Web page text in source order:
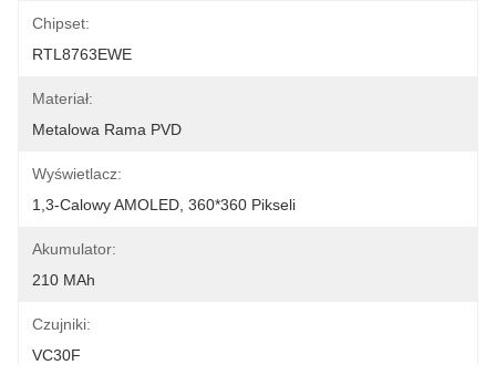
Chipset:
RTL8763EWE
Materiał:
Metalowa Rama PVD
Wyświetlacz:
1,3-Calowy AMOLED, 360*360 Pikseli
Akumulator:
210 MAh
Czujniki:
VC30F